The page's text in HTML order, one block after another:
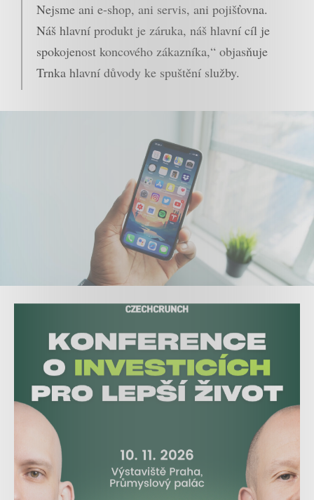
Nejsme ani e-shop, ani servis, ani pojišťovna.
Náš hlavní produkt je záruka, náš hlavní cíl je
spokojenost koncového zákazníka,“ objasňuje
Trnka hlavní důvody ke spuštění služby.